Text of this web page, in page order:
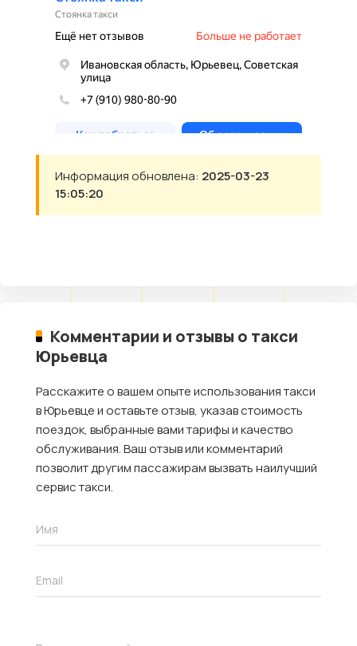
Информация обновлена: 2025-03-23
15:05:20
Комментарии и отзывы о такси
Юрьевца
Расскажите о вашем опыте использования такси
в Юрьевце и оставьте отзыв, указав стоимость
поездок, выбранные вами тарифы и качество
обслуживания. Ваш отзыв или комментарий
позволит другим пассажирам вызвать наилучший
сервис такси.